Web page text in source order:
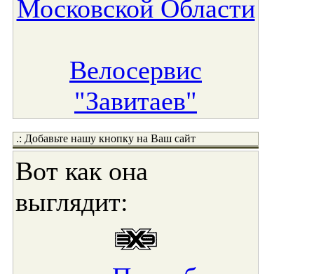
Московской Области
Велосервис
"Завитаев"
.: Добавьте нашу кнопку на Ваш сайт
Вот как она
выглядит: